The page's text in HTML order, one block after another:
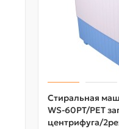
Стиральная
WS-60PT/РЕТ
центрифуга/